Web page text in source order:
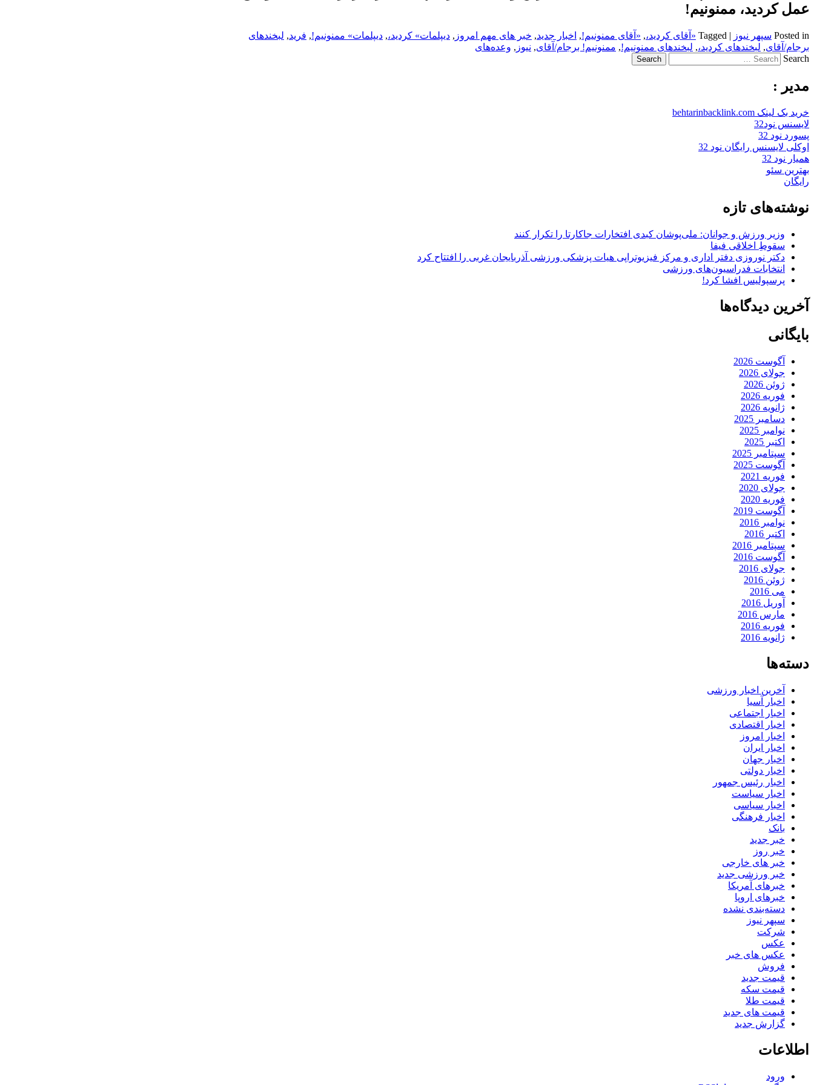
عمل کردید، ممنونیم!
Posted in سپهر نیوز |
Tagged «آقای کردید،, «آقای ممنونیم!, اخبار جدید, خبر های مهم امروز , دیپلمات» کردید،, دیپلمات» ممنونیم!, فرید, لبخندهای
برجام/آقای, لبخندهای کردید،, لبخندهای ممنونیم!, ممنونیم! برجام/آقای, نیوز , وعده‌های
Search
مدیر :
خرید بک لینک behtarinbacklink.com
لایسنس نود32
پسورد نود 32
اوکلی لایسنس رایگان نود 32
همیار نود 32
بهترین سئو
رایگان
نوشته‌های تازه
وزیر ورزش و جوانان: ملی‌پوشان کبدی افتخارات جاکارتا را تکرار کنند
سقوطِ اخلاقی فیفا
دکتر نوروزی دفتر اداری و مرکز فیزیوتراپی هیات پزشکی ورزشی آذربایجان غربی را افتتاح کرد
انتخابات فدراسیون‌های ورزشی
پرسپولیس افشا کرد!
آخرین دیدگاه‌ها
بایگانی
آگوست 2026
جولای 2026
ژوئن 2026
فوریه 2026
ژانویه 2026
دسامبر 2025
نوامبر 2025
اکتبر 2025
سپتامبر 2025
آگوست 2025
فوریه 2021
جولای 2020
فوریه 2020
آگوست 2019
نوامبر 2016
اکتبر 2016
سپتامبر 2016
آگوست 2016
جولای 2016
ژوئن 2016
می 2016
آوریل 2016
مارس 2016
فوریه 2016
ژانویه 2016
دسته‌ها
آخرین اخبار ورزشی
اخبار آسیا
اخبار اجتماعی
اخبار اقتصادی
اخبار امروز
اخبار ایران
اخبار جهان
اخبار دولتی
اخبار رئیس جمهور
اخبار سیاست
اخبار سیاسی
اخبار فرهنگی
بانک
خبر جدید
خبر روز
خبر های خارجی
خبر ورزشی جدید
خبرهای آمریکا
خبرهای اروپا
دسته‌بندی نشده
سپهر نیوز
شرکت
عکس
عکس های خبر
فروش
قیمت جدید
قیمت سکه
قیمت طلا
قیمت های جدید
گزارش جدید
اطلاعات
ورود